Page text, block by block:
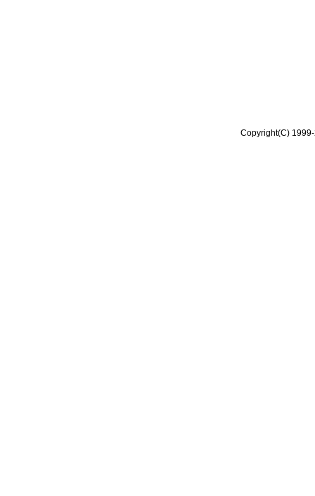
Copyright(C)